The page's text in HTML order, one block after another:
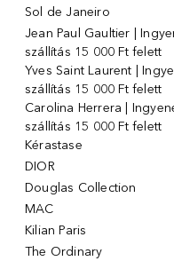
Sol de Janeiro
Jean Paul Gaultier |
szállítás 15 000 Ft felett
Yves Saint Laurent |
szállítás 15 000 Ft felett
Carolina Herrera |
szállítás 15 000 Ft felett
Kérastase
DIOR
Douglas Collection
MAC
Kilian Paris
The Ordinary